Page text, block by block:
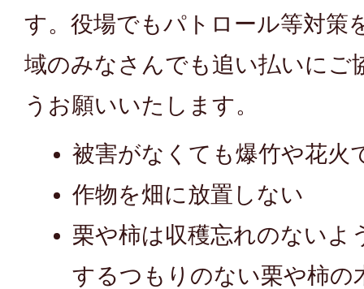
す。役場でもパトロール等対策
域のみなさんでも追い払いにご
うお願いいたします。
被害がなくても爆竹や花火
作物を畑に放置しない
栗や柿は収穫忘れのないよ
するつもりのない栗や柿の